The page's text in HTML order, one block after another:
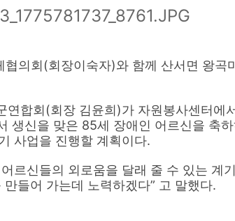
의회(회장이숙자)와 함께 산서면 왕
합회(회장 김윤희)가 자원봉사센터
생신을 맞은 85세 장애인 어르신을 축
사업을 진행할 계획이다.
르신들의 외로움을 달래 줄 수 있는 계
만들어 가는데 노력하겠다” 고 말했다.